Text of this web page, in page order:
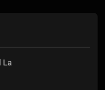
La